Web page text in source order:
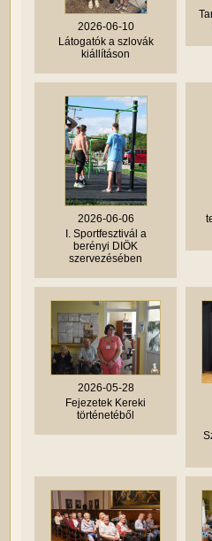
2026-06-10
Látogatók a szlovák
kiállításon
2026-06-06
I. Sportfesztivál a
berényi DIÖK
szervezésében
2026-05-28
Fejezetek Kereki
történetéből